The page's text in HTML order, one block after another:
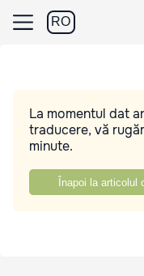
RO
La momentul dat
traducere, vă
minute.
Înapoi la articolul